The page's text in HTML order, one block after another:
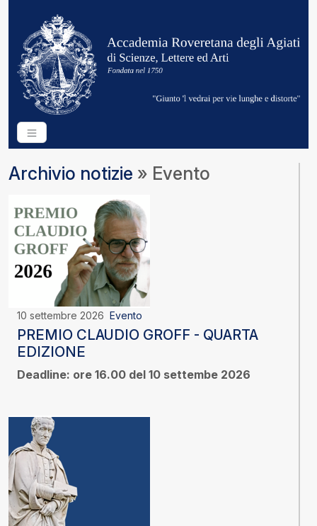
Archivio notizie » Evento
10 settembre 2026 Evento
PREMIO CLAUDIO GROFF - QUARTA
EDIZIONE
Deadline: ore 16.00 del 10 settembe 2026